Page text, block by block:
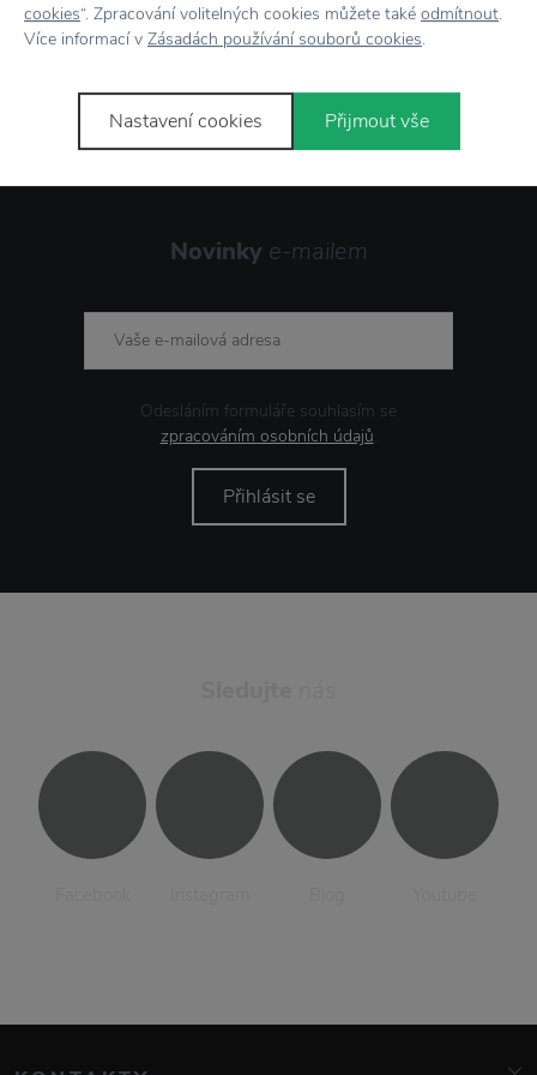
Stojí zapozornost
Novinky e-mailem
Odesláním formuláře souhlasím se
zpracováním osobních údajů.
Přihlásit se
cookies“. Zpracování volitelných cookies můžete také odmítnout.
Více informací v Zásadách používání souborů cookies.
Nastavení cookies Přijmout vše